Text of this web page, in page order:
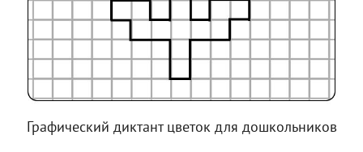
Графический диктант цветок для дошкольников